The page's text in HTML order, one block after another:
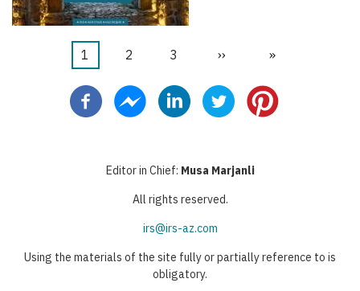
当
页
1
页
2
页
3
下
页
››
末
»
Editor in Chief: Musa Marjanli
All rights reserved.
irs@irs-az.com
Using the materials of the site fully or partially reference to is
obligatory.